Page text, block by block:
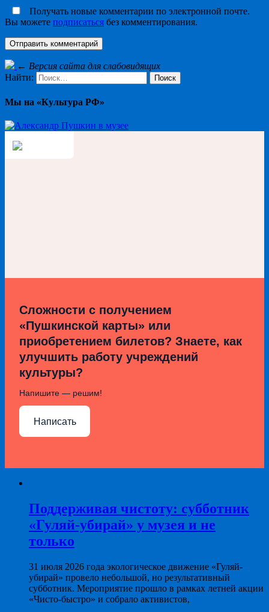
Получать новые комментарии по электронной почте.
Вы можете подписаться без комментирования.
← Версия сайта для слабовидящих
Найти:
Мы на «Культура РФ»
Сложности с получением
«Пушкинской карты» или
приобретением билетов? Знаете, как
улучшить работу учреждений
культуры?
Напишите — решим!
Написать
Поддерживая чистоту: субботник
«Гуляй-убирай» у музея и не
только
31 июля 2026 года экологическое движение «Гуляй-
убирай» провело небольшой, но результативный
субботник. Мероприятие прошло в рамках летней акции
«Чисто-быстро» и собрало активистов,